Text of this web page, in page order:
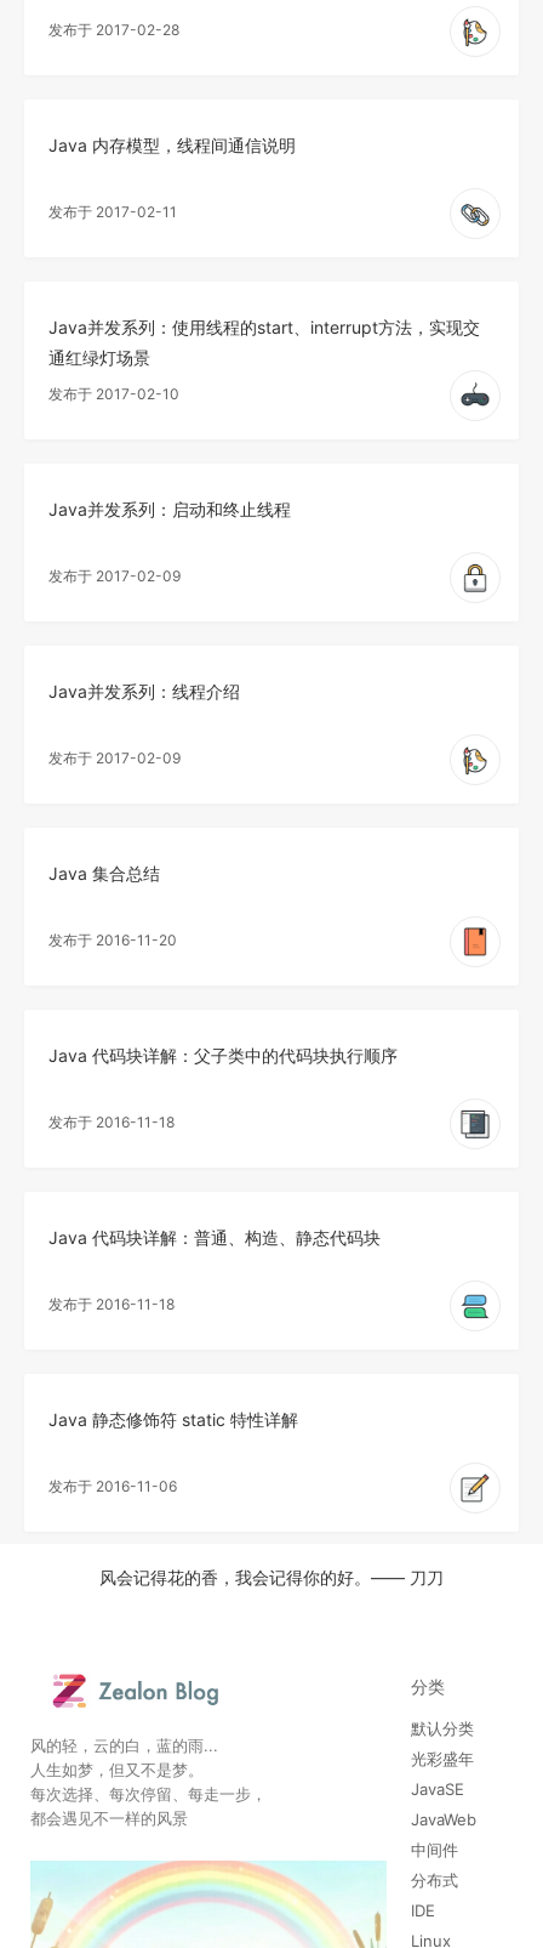
发布于 2017-02-28
Java 内存模型，线程间通信说明
发布于 2017-02-11
Java并发系列：使用线程的start、interrupt方法，实现交
通红绿灯场景
发布于 2017-02-10
Java并发系列：启动和终止线程
发布于 2017-02-09
Java并发系列：线程介绍
发布于 2017-02-09
Java 集合总结
发布于 2016-11-20
Java 代码块详解：父子类中的代码块执行顺序
发布于 2016-11-18
Java 代码块详解：普通、构造、静态代码块
发布于 2016-11-18
Java 静态修饰符 static 特性详解
发布于 2016-11-06
风会记得花的香，我会记得你的好。—— 刀刀
风的轻，云的白，蓝的雨...
人生如梦，但又不是梦。
每次选择、每次停留、每走一步，
都会遇见不一样的风景
分类
默认分类
光彩盛年
JavaSE
JavaWeb
中间件
分布式
IDE
Linux